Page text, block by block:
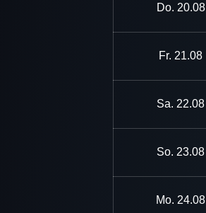
Do. 20.08
Fr. 21.08
Sa. 22.08
So. 23.08
Mo. 24.08